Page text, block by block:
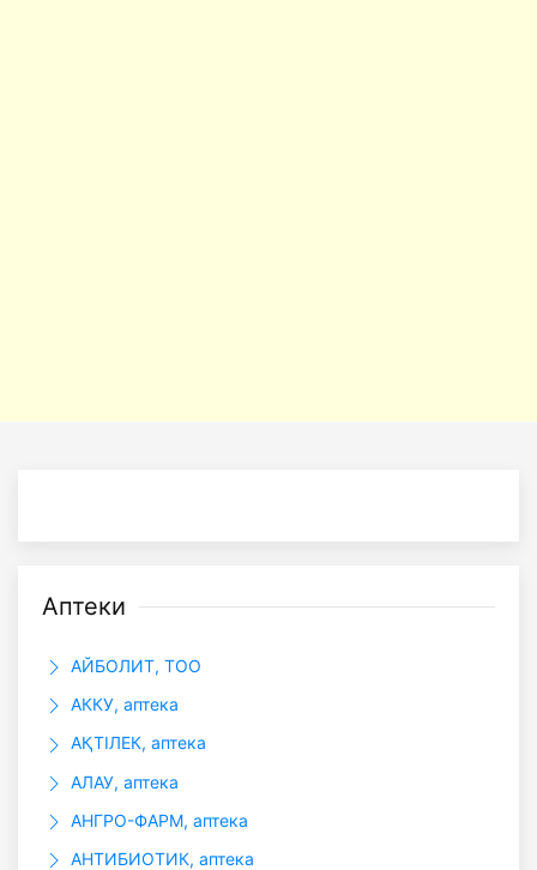
Аптеки
АЙБОЛИТ, ТОО
АККУ, аптека
АҚТІЛЕК, аптека
АЛАУ, аптека
АНГРО-ФАРМ, аптека
АНТИБИОТИК, аптека